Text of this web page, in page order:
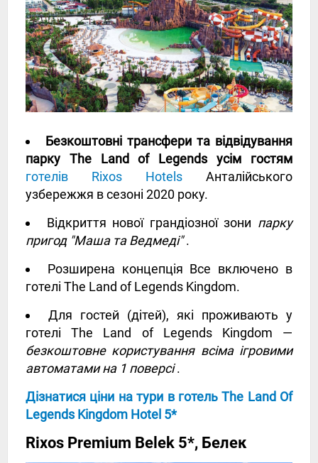
Безкоштовні трансфери та відвідування
парку The Land of Legends усім гостям
готелів Rixos Hotels Анталійського
узбережжя в сезоні 2020 року.
Відкриття нової грандіозної зони парку
пригод "Маша та Ведмеді".
Розширена концепція Все включено в
готелі The Land of Legends Kingdom.
Для гостей (дітей), які проживають у
готелі The Land of Legends Kingdom —
безкоштовне користування всіма ігровими
автоматами на 1 поверсі.
Дізнатися ціни на тури в готель The Land Of
Legends Kingdom Hotel 5*
Rixos Premium Belek 5*, Белек